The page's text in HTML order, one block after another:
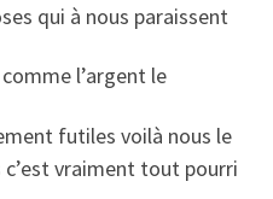
qui à nous paraissent
l’argent le
futiles voilà nous le
vraiment tout pourri